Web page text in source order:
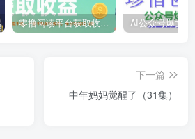
零撸阅读平台获取收益，最新无门槛平台，一部手机即可操作，单日收益50-3张【揭秘】
下一篇
中年妈妈觉醒了（31集）